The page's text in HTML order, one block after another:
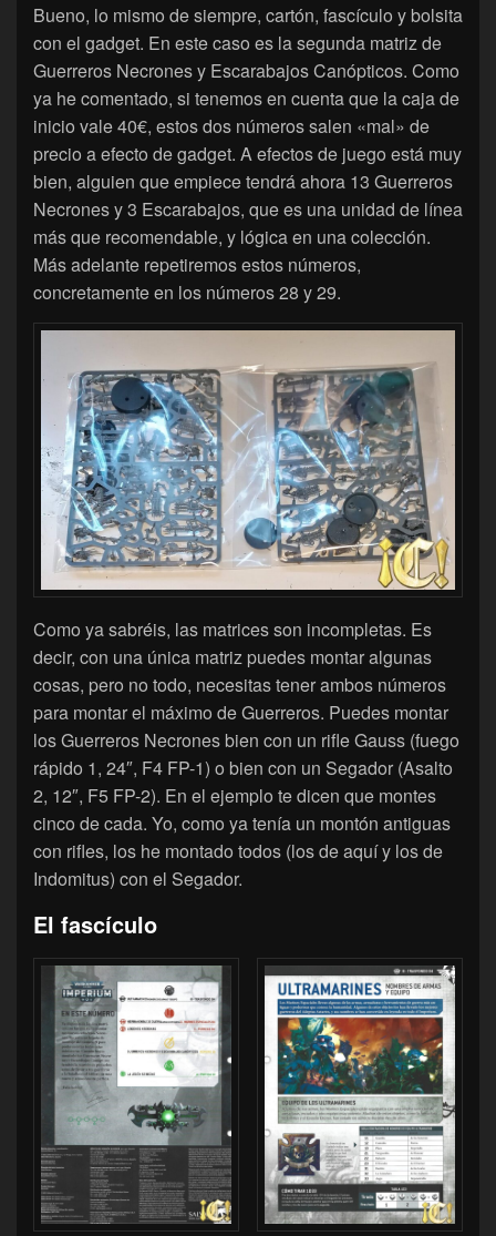
Bueno, lo mismo de siempre, cartón, fascículo y bolsita
con el gadget. En este caso es la segunda matriz de
Guerreros Necrones y Escarabajos Canópticos. Como
ya he comentado, si tenemos en cuenta que la caja de
inicio vale 40€, estos dos números salen «mal» de
precio a efecto de gadget. A efectos de juego está muy
bien, alguien que empiece tendrá ahora 13 Guerreros
Necrones y 3 Escarabajos, que es una unidad de línea
más que recomendable, y lógica en una colección.
Más adelante repetiremos estos números,
concretamente en los números 28 y 29.
Como ya sabréis, las matrices son incompletas. Es
decir, con una única matriz puedes montar algunas
cosas, pero no todo, necesitas tener ambos números
para montar el máximo de Guerreros. Puedes montar
los Guerreros Necrones bien con un rifle Gauss (fuego
rápido 1, 24″, F4 FP-1) o bien con un Segador (Asalto
2, 12″, F5 FP-2). En el ejemplo te dicen que montes
cinco de cada. Yo, como ya tenía un montón antiguas
con rifles, los he montado todos (los de aquí y los de
Indomitus) con el Segador.
El fascículo